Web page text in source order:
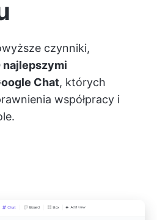
czynniki,
najlepszymi
Chat, których
współpracy i